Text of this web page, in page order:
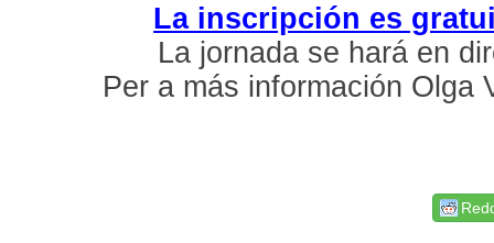
La inscripción es
La jornada se hará en
Per a más información Olga